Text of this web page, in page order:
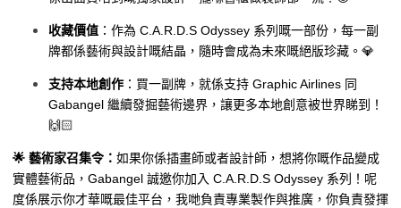
收藏價值 ：作為 C.A.R.D.S Odyssey 系列嘅一部份，每一副
牌都係藝術與設計嘅結晶，隨時會成為未來嘅絕版珍藏。💎
支持本地創作 ：買一副牌，就係支持 Graphic Airlines 同
Gabangel 繼續發掘藝術邊界，讓更多本地創意被世界睇到！
🙌🏻
🌟 藝術家召集令： 如果你係插畫師或者設計師，想將你嘅作品變成
實體藝術品，Gabangel 誠邀你加入 C.A.R.D.S Odyssey 系列！呢
度係展示你才華嘅最佳平台，我哋負責專業製作與推廣，你負責發揮